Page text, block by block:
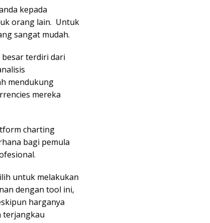
kepada
orang lain. Untuk
sangat mudah.
terdiri dari
mendukung
mereka
charting
bagi pemula
untuk melakukan
dengan tool ini,
harganya
terjangkau